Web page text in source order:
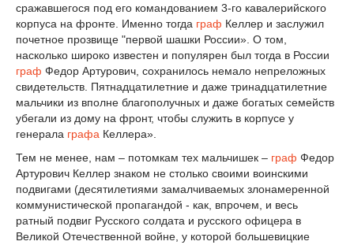
сражавшегося под его командованием 3-го кавалерийского
корпуса на фронте. Именно тогда граф Келлер и заслужил
почетное прозвище "первой шашки России». О том,
насколько широко известен и популярен был тогда в России
граф Федор Артурович, сохранилось немало непреложных
свидетельств. Пятнадцатилетние и даже тринадцатилетние
мальчики из вполне благополучных и даже богатых семейств
убегали из дому на фронт, чтобы служить в корпусе у
генерала графа Келлера».
Тем не менее, нам – потомкам тех мальчишек – граф Федор
Артурович Келлер знаком не столько своими воинскими
подвигами (десятилетиями замалчиваемых злонамеренной
коммунистической пропагандой - как, впрочем, и весь
ратный подвиг Русского солдата и русского офицера в
Великой Отечественной войне, у которой большевицкие